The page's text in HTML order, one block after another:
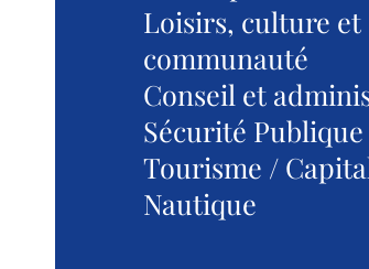
Loisirs, culture et
communauté
Conseil et
Sécurité Publique
Tourisme /
Nautique